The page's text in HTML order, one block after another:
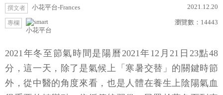
撰文者 小花平台-Frances 2021.12.20
專欄
小花平台
瀏覽數： 14443
2021年冬至節氣時間是陽曆2021年12月21日23點48
分，這一天，除了是氣候上「寒暑交替」的關鍵時節
外，從中醫的角度來看，也是人體在養生上陰陽氣血